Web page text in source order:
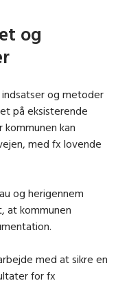
og
og metoder
på eksisterende
kan
med fx lovende
og herigennem
at kommunen
med at sikre en
for fx